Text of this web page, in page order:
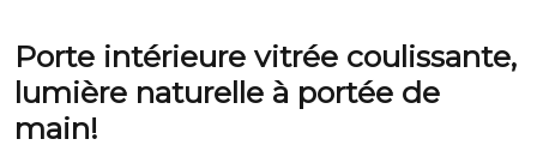
Porte intérieure vitrée coulissante,
lumière naturelle à portée de
main!